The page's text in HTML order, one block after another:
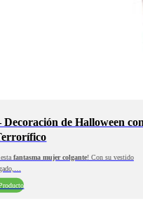
de Halloween
fantasma mujer colgante! Con su vestido